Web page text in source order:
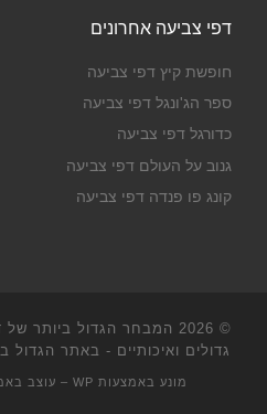
דפי צביעה אחרונים
חופשת קיץ דפי צביעה
ספר הג'ונגל דפי צביעה
כדורגל דפי צביעה
גנוב על העולם דפי צביעה
קונג פו פנדה דפי צביעה
© 2026
המבחר הגדול ביותר של
גדולים ואיכותיים - באתר הגדול
מונע באמצעות WP – עוצב